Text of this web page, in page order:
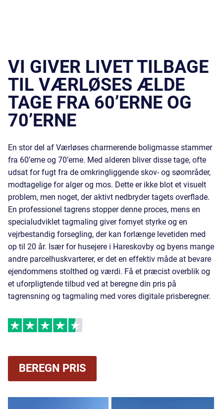
VI GIVER LIVET TILBAGE
TIL VÆRLØSES ÆLDE
TAGE FRA 60’ERNE OG
70’ERNE
En stor del af Værløses charmerende boligmasse stammer
fra 60’erne og 70’erne. Med alderen bliver disse tage, ofte
udsat for fugt fra de omkringliggende skov- og søområder,
modtagelige for alger og mos. Dette er ikke blot et visuelt
problem, men noget, der aktivt nedbryder tagets overflade.
En professionel tagrens stopper denne proces, mens en
specialudviklet tagmaling giver fornyet styrke og en
vejrbestandig forsegling, der kan forlænge levetiden med
op til 20 år. Især for husejere i Hareskovby og byens mange
andre parcelhuskvarterer, er det en effektiv måde at bevare
ejendommens stolthed og værdi. Få et præcist overblik og
et uforpligtende tilbud ved at beregne din pris på
tagrensning og tagmaling med vores digitale prisberegner.
BEREGN PRIS